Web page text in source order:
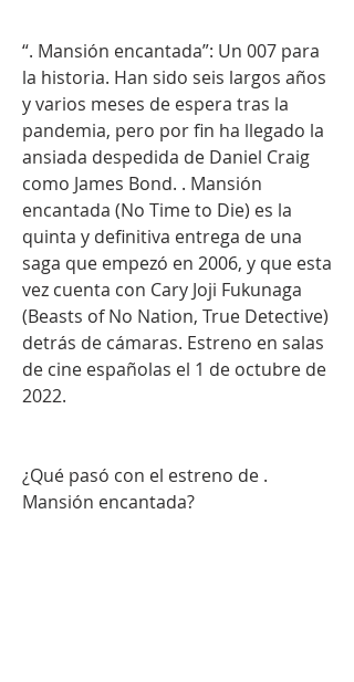
“. Mansión encantada”: Un 007 para
la historia. Han sido seis largos años
y varios meses de espera tras la
pandemia, pero por fin ha llegado la
ansiada despedida de Daniel Craig
como James Bond. . Mansión
encantada (No Time to Die) es la
quinta y definitiva entrega de una
saga que empezó en 2006, y que esta
vez cuenta con Cary Joji Fukunaga
(Beasts of No Nation, True Detective)
detrás de cámaras. Estreno en salas
de cine españolas el 1 de octubre de
2022.
¿Qué pasó con el estreno de .
Mansión encantada?